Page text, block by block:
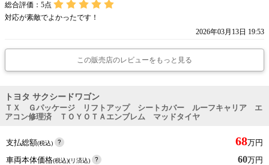
総合評価： 5点
対応が素敵でよかったです！
2026年03月13日 19:53
この販売店のレビューをもっと見る
トヨタ サクシードワゴン
ＴＸ Ｇパッケージ リフトアップ シートカバー ルーフキャリア エ
アコン修理済 ＴＯＹＯＴＡエンブレム マッドタイヤ
支払総額(税込) 68万円
車両本体価格(税込)(リ済込) 60万円